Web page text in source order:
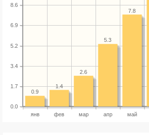
янв фев мар апр май
0.0
1.7
3.4
5.2
6.9
8.6
7.8
5.3
2.6
1.4
0.9